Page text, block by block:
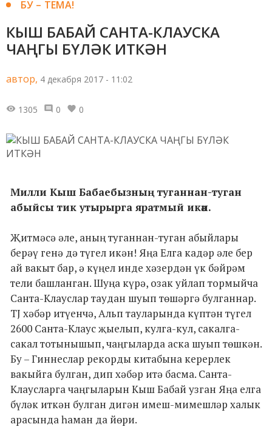
БУ – ТЕМА!
КЫШ БАБАЙ САНТА-КЛАУСКА
ЧАҢГЫ БҮЛӘК ИТКӘН
автор, 4 декабря 2017 - 11:02
1305 0 0
Милли Кыш Бабаебызның туганнан-туган
абыйсы тик утырырга яратмый икән.
Җитмәсә әле, аның туганнан-туган абыйлары
берәү генә дә түгел икән! Яңа Елга кадәр әле бер
ай вакыт бар, ә күңел инде хәзердән үк бәйрәм
тели башланган. Шуңа күрә, озак уйлап тормыйча
Санта-Клауслар таудан шуып төшәргә булганнар.
TJ хәбәр итүенчә, Альп тауларында күптән түгел
2600 Санта-Клаус җыелып, кулга-кул, сакалга-
сакал тотынышып, чаңгыларда аска шуып төшкән.
Бу – Гиннеслар рекорды китабына керерлек
вакыйга булган, дип хәбәр итә басма. Санта-
Клаусларга чаңгыларын Кыш Бабай узган Яңа елга
бүләк иткән булган дигән имеш-мимешләр халык
арасында һаман да йөри.